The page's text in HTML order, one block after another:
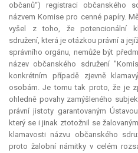
občanů“) registraci občanského
názvem Komise pro cenné papíry.
vyšel z toho, že potencionální
sdružení, která je otázkou právní a
správního orgánu, nemůže být
název občanského sdružení
konkrétním případě zjevně
osobám. Je tomu tak proto, že je
ohledně povahy zamýšleného
právní jistoty garantovaným
který se i jinak ztotožnil se
klamavosti názvu občanského
proto žalobní námitky v celém